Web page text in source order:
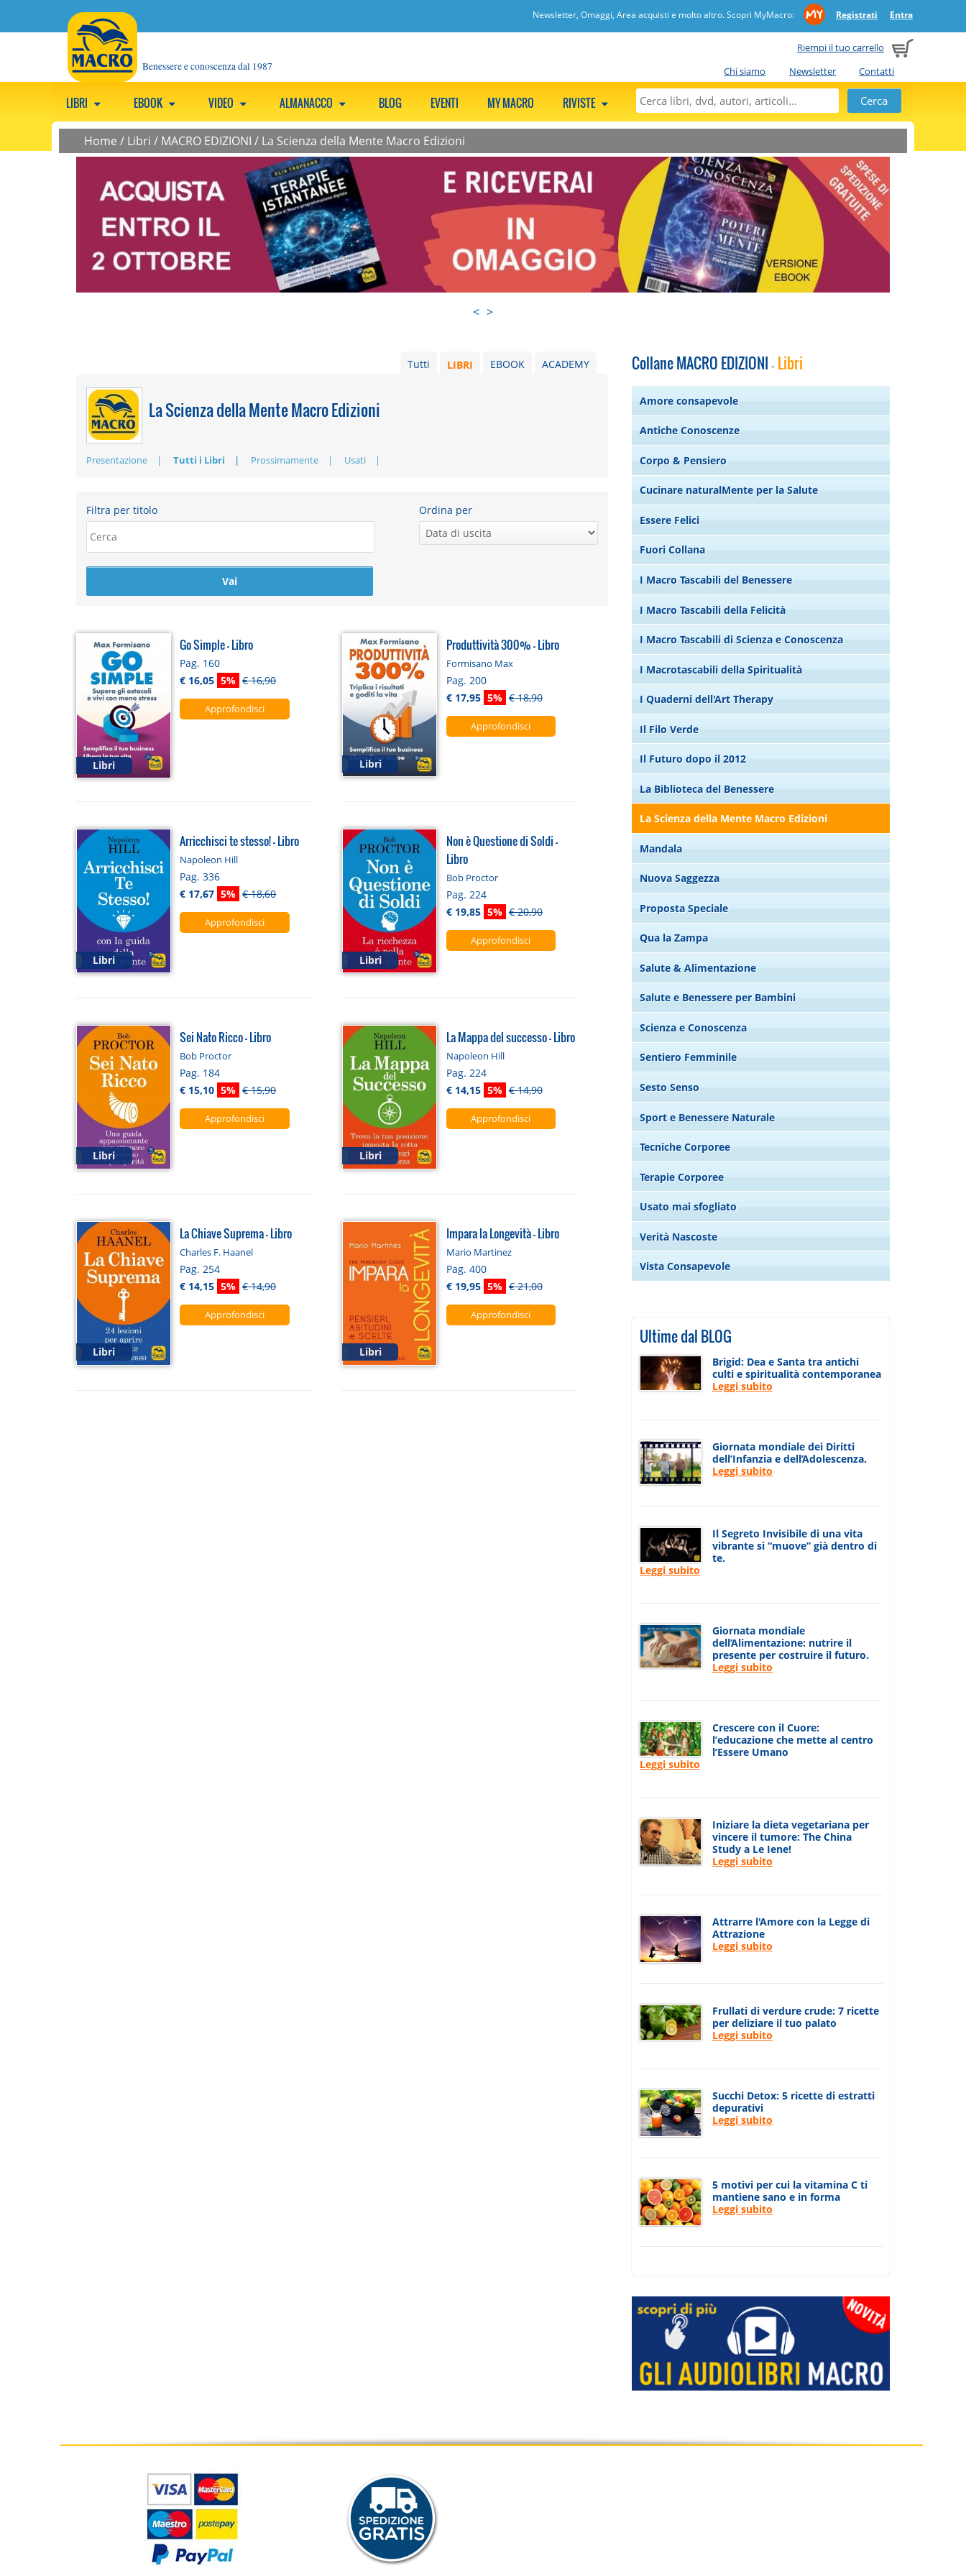
Newsletter, Omaggi, Area acquisti e molto altro. Scopri MyMacro: Registrati Entra
Riempi il tuo carrello
Chi siamo
Newsletter Contatti
Benessere e conoscenza dal 1987
LIBRI EBOOK VIDEO ALMANACCO BLOG EVENTI MY MACRO RIVISTE
Home / Libri / MACRO EDIZIONI / La Scienza della Mente Macro Edizioni
< >
ACADEMY
EBOOK
LIBRI
Tutti
La Scienza della Mente Macro Edizioni
Presentazione Tutti i Libri Prossimamente Usati
Filtra per titolo Ordina per
Libri
Go Simple - Libro
Pag. 160
€ 16,05 5% € 16,90
Approfondisci
Libri
Produttività 300% - Libro
Formisano Max
Pag. 200
€ 17,95 5% € 18,90
Approfondisci
Libri
Arricchisci te stesso! - Libro
Napoleon Hill
Pag. 336
€ 17,67 5% € 18,60
Approfondisci
Libri
Non è Questione di Soldi -
Libro
Bob Proctor
Pag. 224
€ 19,85 5% € 20,90
Approfondisci
Libri
Sei Nato Ricco - Libro
Bob Proctor
Pag. 184
€ 15,10 5% € 15,90
Approfondisci
Libri
La Mappa del successo - Libro
Napoleon Hill
Pag. 224
€ 14,15 5% € 14,90
Approfondisci
Libri
La Chiave Suprema - Libro
Charles F. Haanel
Pag. 254
€ 14,15 5% € 14,90
Approfondisci
Libri
Impara la Longevità - Libro
Mario Martinez
Pag. 400
€ 19,95 5% € 21,00
Approfondisci
Collane MACRO EDIZIONI - Libri
Amore consapevole
Antiche Conoscenze
Corpo & Pensiero
Cucinare naturalMente per la Salute
Essere Felici
Fuori Collana
I Macro Tascabili del Benessere
I Macro Tascabili della Felicità
I Macro Tascabili di Scienza e Conoscenza
I Macrotascabili della Spiritualità
I Quaderni dell'Art Therapy
Il Filo Verde
Il Futuro dopo il 2012
La Biblioteca del Benessere
La Scienza della Mente Macro Edizioni
Mandala
Nuova Saggezza
Proposta Speciale
Qua la Zampa
Salute & Alimentazione
Salute e Benessere per Bambini
Scienza e Conoscenza
Sentiero Femminile
Sesto Senso
Sport e Benessere Naturale
Tecniche Corporee
Terapie Corporee
Usato mai sfogliato
Verità Nascoste
Vista Consapevole
Ultime dal BLOG
Brigid: Dea e Santa tra antichi
culti e spiritualità contemporanea
Leggi subito
Giornata mondiale dei Diritti
dell’Infanzia e dell’Adolescenza.
Leggi subito
Il Segreto Invisibile di una vita
vibrante si “muove” già dentro di
te.
Leggi subito
Giornata mondiale
dell’Alimentazione: nutrire il
presente per costruire il futuro.
Leggi subito
Crescere con il Cuore:
l’educazione che mette al centro
l’Essere Umano
Leggi subito
Iniziare la dieta vegetariana per
vincere il tumore: The China
Study a Le Iene!
Leggi subito
Attrarre l'Amore con la Legge di
Attrazione
Leggi subito
Frullati di verdure crude: 7 ricette
per deliziare il tuo palato
Leggi subito
Succhi Detox: 5 ricette di estratti
depurativi
Leggi subito
5 motivi per cui la vitamina C ti
mantiene sano e in forma
Leggi subito